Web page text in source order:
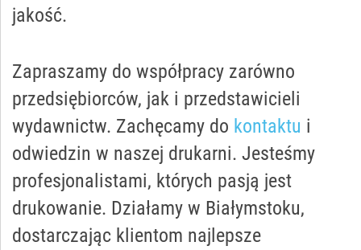
jakość.
Zapraszamy do współpracy zarówno
przedsiębiorców, jak i przedstawicieli
wydawnictw. Zachęcamy do kontaktu i
odwiedzin w naszej drukarni. Jesteśmy
profesjonalistami, których pasją jest
drukowanie. Działamy w Białymstoku,
dostarczając klientom najlepsze